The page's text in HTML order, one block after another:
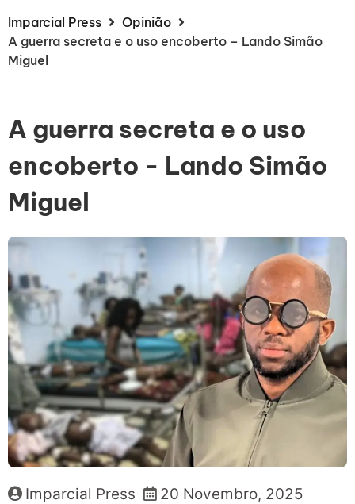
Imparcial Press
Opinião
A guerra secreta e o uso encoberto – Lando Simão
Miguel
A guerra secreta e o uso
encoberto - Lando Simão
Miguel
Imparcial Press 20 Novembro, 2025